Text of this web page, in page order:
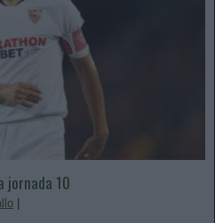
jornada 10